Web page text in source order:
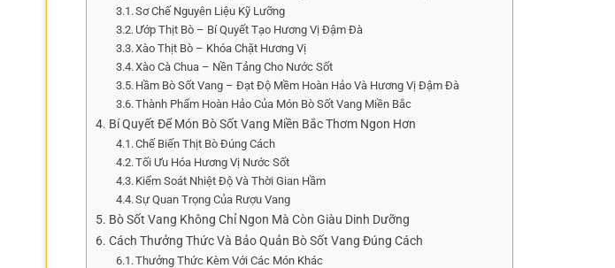
Sơ Chế Nguyên Liệu Kỹ Lưỡng
Ướp Thịt Bò – Bí Quyết Tạo Hương Vị Đậm Đà
Xào Thịt Bò – Khóa Chặt Hương Vị
Xào Cà Chua – Nền Tảng Cho Nước Sốt
Hầm Bò Sốt Vang – Đạt Độ Mềm Hoàn Hảo Và Hương Vị Đậm Đà
Thành Phẩm Hoàn Hảo Của Món Bò Sốt Vang Miền Bắc
Bí Quyết Để Món Bò Sốt Vang Miền Bắc Thơm Ngon Hơn
Chế Biến Thịt Bò Đúng Cách
Tối Ưu Hóa Hương Vị Nước Sốt
Kiểm Soát Nhiệt Độ Và Thời Gian Hầm
Sự Quan Trọng Của Rượu Vang
Bò Sốt Vang Không Chỉ Ngon Mà Còn Giàu Dinh Dưỡng
Cách Thưởng Thức Và Bảo Quản Bò Sốt Vang Đúng Cách
Thưởng Thức Kèm Với Các Món Khác